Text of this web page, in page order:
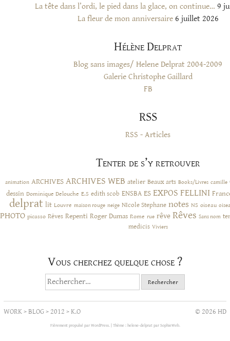
La tête dans l’ordi, le pied dans la glace, on continue… 9
La fleur de mon anniversaire 6 juillet 2026
Hélène Delprat
Blog sans images/ Helene Delprat 2004-2009
Galerie Christophe Gaillard
FB
RSS
RSS - Articles
Tenter de s’y retrouver
animation ARCHIVES ARCHIVES WEB atelier Beaux arts Books/Livres camille
dessin Dominique Delouche E.S edith scob ENSBA ES EXPOS FELLINI
delprat lit Louvre maison rouge neige NIcole Stephane notes NS oiseau
PHOTO picasso Rêves Repenti Roger Dumas Rome rue rêve Rêves Sans nom
medicis Viviers
Vous cherchez quelque chose ?
Rechercher :
WORK>BLOG> 2012 >K.O © 2026 HD
Fièrement propulsé par WordPress. Thème : helene-delprat par SophieWeb.